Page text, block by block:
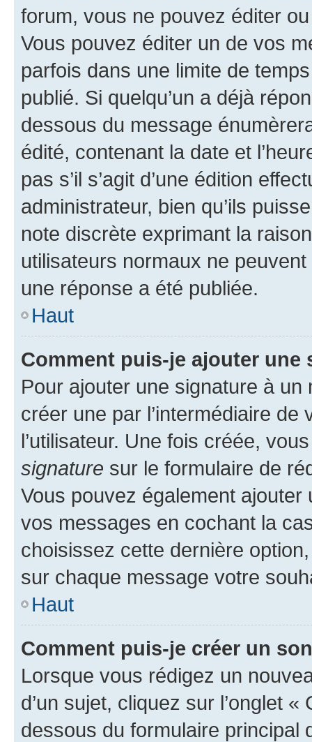
forum, vous ne pouvez éditer
Vous pouvez éditer un de vos
parfois dans une limite de
publié. Si quelqu’un a déjà
dessous du message
édité, contenant la date et
pas s’il s’agit d’une édition
administrateur, bien qu’ils
note discrète exprimant la
utilisateurs normaux ne
une réponse a été publiée.
Haut
Comment puis-je ajouter une
Pour ajouter une signature à un
créer une par l’intermédiaire
l’utilisateur. Une fois créée,
signature sur le formulaire de
Vous pouvez également
vos messages en cochant la
choisissez cette dernière
sur chaque message votre
Haut
Comment puis-je créer un
Lorsque vous rédigez un
d’un sujet, cliquez sur l’onglet
dessous du formulaire principal